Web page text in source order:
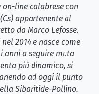
line calabrese con
appartenente al
da Marco Lefosse.
2014 e nasce come
anni a seguire muta
più dinamico, si
ad oggi il punto
Sibaritide-Pollino.